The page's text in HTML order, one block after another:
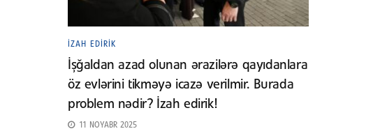
İZAH EDIRIK
İşğaldan azad olunan ərazilərə qayıdanlara
öz evlərini tikməyə icazə verilmir. Burada
problem nədir? İzah edirik!
11 NOYABR 2025